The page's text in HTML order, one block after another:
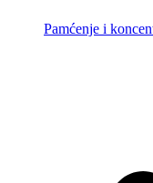
Pamćenje i